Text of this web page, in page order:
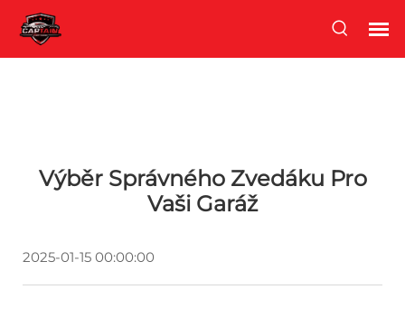
Výběr Správného Zvedáku Pro
Vaši Garáž
2025-01-15 00:00:00